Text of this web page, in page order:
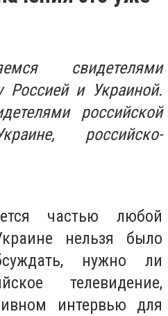
свидетелями
Россией и Украиной.
российской
российско-
частью любой
нельзя было
нужно ли
телевидение,
интервью для